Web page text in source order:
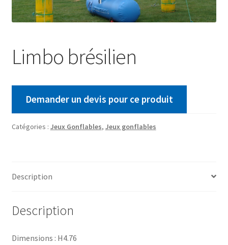
Limbo brésilien
Demander un devis pour ce produit
Catégories : Jeux Gonflables, Jeux gonflables
Description
Description
Dimensions : H4.76